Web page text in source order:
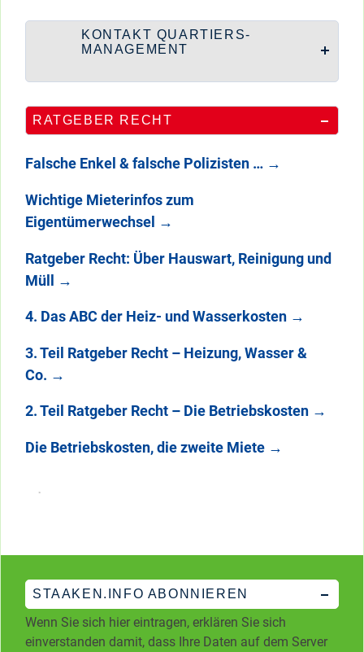
KONTAKT QUARTIERS-
MANAGEMENT
RATGEBER RECHT
Falsche Enkel & falsche Polizisten … →
Wichtige Mieterinfos zum
Eigentümerwechsel →
Ratgeber Recht: Über Hauswart, Reinigung und
Müll →
4. Das ABC der Heiz- und Wasserkosten →
3. Teil Ratgeber Recht – Heizung, Wasser &
Co. →
2. Teil Ratgeber Recht – Die Betriebskosten →
Die Betriebskosten, die zweite Miete →
STAAKEN.INFO ABONNIEREN
Wenn Sie sich hier eintragen, erklären Sie sich
einverstanden damit, dass Ihre Daten auf dem Server